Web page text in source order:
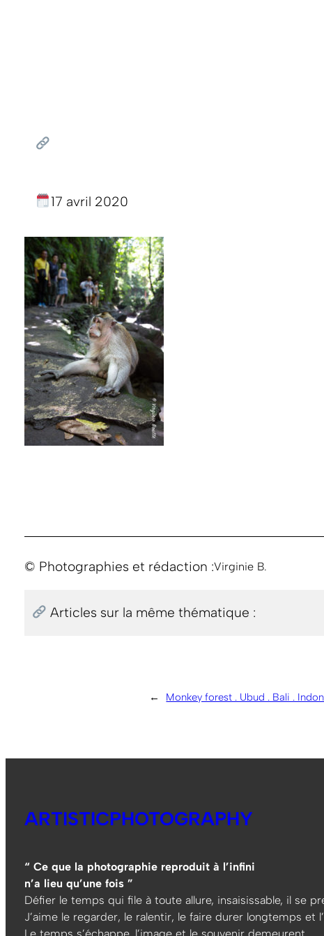
17 avril 2020
© Photographies et rédaction :Virginie B.
Articles sur la même thématique :
← Monkey forest . Ubud . Bali .
ARTISTICPHOTOGRAPHY
“ Ce que la photographie reproduit à l’infini
n’a lieu qu’une fois ”
Défier le temps qui file à toute allure, insaisissable, il se
J’aime le regarder, le ralentir, le faire durer longtemps et